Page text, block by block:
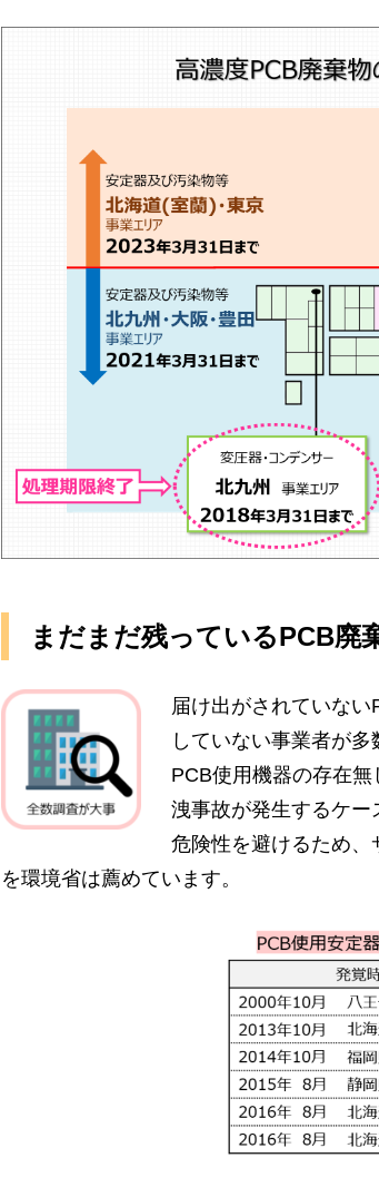
まだまだ残っているPCB廃
届け出がされていな
していない事業者が
PCB使用機器の存在
洩事故が発生するケー
危険性を避けるため、
を環境省は薦めています。